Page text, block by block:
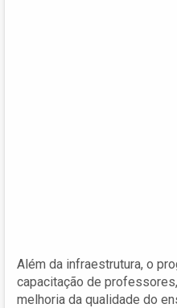
Além da infraestrutura, o
capacitação de
melhoria da qualidade do